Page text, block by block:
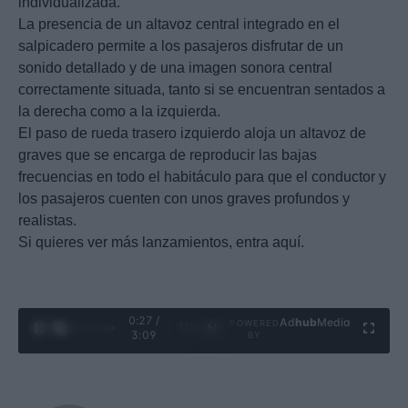
La presencia de un altavoz central integrado en el
salpicadero permite a los pasajeros disfrutar de un
sonido detallado y de una imagen sonora central
correctamente situada, tanto si se encuentran sentados a
la derecha como a la izquierda.
El paso de rueda trasero izquierdo aloja un altavoz de
graves que se encarga de reproducir las bajas
frecuencias en todo el habitáculo para que el conductor y
los pasajeros cuenten con unos graves profundos y
realistas.
Si quieres ver más lanzamientos, entra aquí.
0:28 /
3:09
Ad hubMedia